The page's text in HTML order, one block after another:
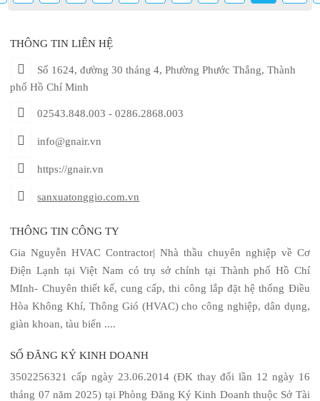
THÔNG TIN LIÊN HỆ
Số 1624, đường 30 tháng 4, Phường Phước Thắng, Thành
phố Hồ Chí Minh
02543.848.003 - 0286.2868.003
info@gnair.vn
https://gnair.vn
sanxuatonggio.com.vn
THÔNG TIN CÔNG TY
Gia Nguyễn HVAC Contractor| Nhà thầu chuyên nghiệp về Cơ
Điện Lạnh tại Việt Nam có trụ sở chính tại Thành phố Hồ Chí
MInh- Chuyên thiết kế, cung cấp, thi công lắp đặt hệ thống Điều
Hòa Không Khí, Thông Gió (HVAC) cho công nghiệp, dân dụng,
giàn khoan, tàu biển ....
SỐ ĐĂNG KÝ KINH DOANH
3502256321 cấp ngày 23.06.2014 (ĐK thay đổi lần 12 ngày 16
tháng 07 năm 2025) tại Phòng Đăng Ký Kinh Doanh thuộc Sở Tài